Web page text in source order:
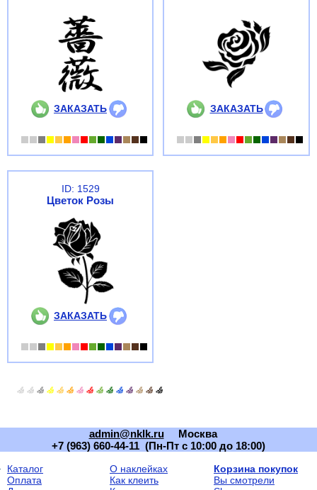
ЗАКАЗАТЬ ЗАКАЗАТЬ
ID: 1529
Цветок Розы
ЗАКАЗАТЬ
admin@nklk.ru
Москва
+7 (963) 660-44-11 (Пн-Пт с 10:00 до 18:00)
Каталог
Оплата
О наклейках
Как клеить
Корзина покупок
Вы смотрели